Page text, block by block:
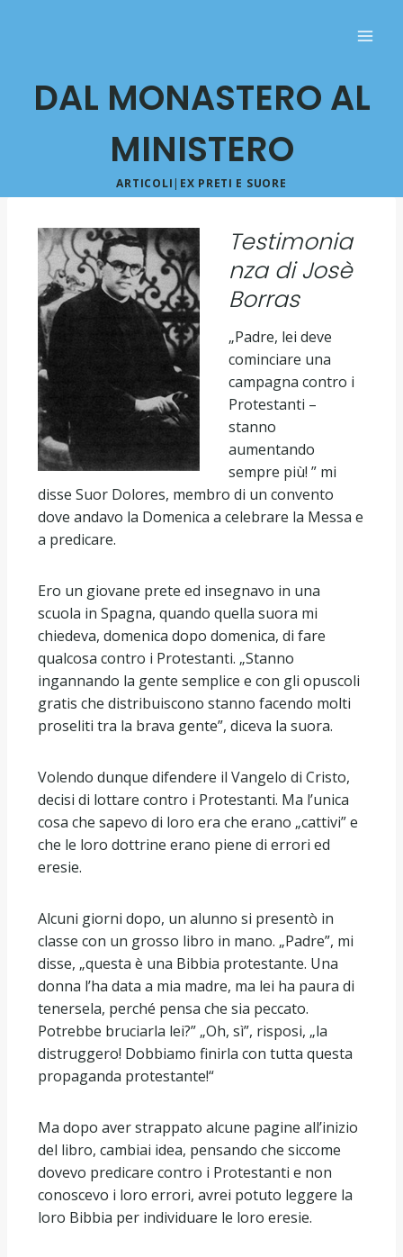
DAL MONASTERO AL
MINISTERO
ARTICOLI | EX PRETI E SUORE
Testimonia
nza di Josè
Borras
„Padre, lei deve
cominciare una
campagna contro i
Protestanti –
stanno
aumentando
sempre più! ” mi
disse Suor Dolores, membro di un convento
dove andavo la Domenica a celebrare la Messa e
a predicare.
Ero un giovane prete ed insegnavo in una
scuola in Spagna, quando quella suora mi
chiedeva, domenica dopo domenica, di fare
qualcosa contro i Protestanti. „Stanno
ingannando la gente semplice e con gli opuscoli
gratis che distribuiscono stanno facendo molti
proseliti tra la brava gente”, diceva la suora.
Volendo dunque difendere il Vangelo di Cristo,
decisi di lottare contro i Protestanti. Ma l’unica
cosa che sapevo di loro era che erano „cattivi” e
che le loro dottrine erano piene di errori ed
eresie.
Alcuni giorni dopo, un alunno si presentò in
classe con un grosso libro in mano. „Padre”, mi
disse, „questa è una Bibbia protestante. Una
donna l’ha data a mia madre, ma lei ha paura di
tenersela, perché pensa che sia peccato.
Potrebbe bruciarla lei?” „Oh, sì”, risposi, „la
distruggero! Dobbiamo finirla con tutta questa
propaganda protestante!“
Ma dopo aver strappato alcune pagine all’inizio
del libro, cambiai idea, pensando che siccome
dovevo predicare contro i Protestanti e non
conoscevo i loro errori, avrei potuto leggere la
loro Bibbia per individuare le loro eresie.